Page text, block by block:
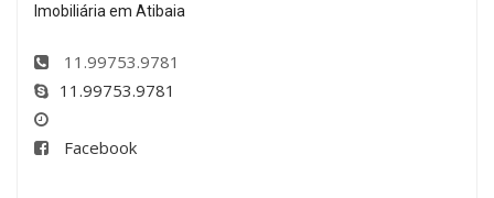
Imobiliária em Atibaia
11.99753.9781
11.99753.9781
Facebook